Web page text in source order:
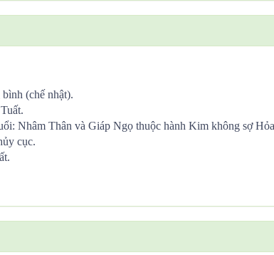
(chế nhật).
Nhâm Thân và Giáp Ngọ thuộc hành Kim không sợ
cục.